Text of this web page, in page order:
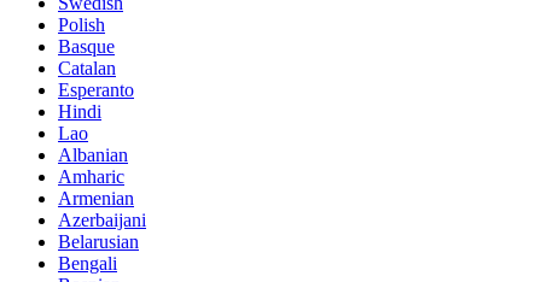
Polish
Basque
Catalan
Esperanto
Hindi
Lao
Albanian
Amharic
Armenian
Azerbaijani
Belarusian
Bengali